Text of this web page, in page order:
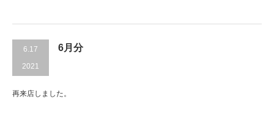
6.17
2021
6月分
再来店しました。